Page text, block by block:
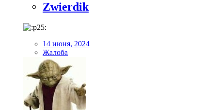
Zwierdik
14 июня, 2024
Жалоба